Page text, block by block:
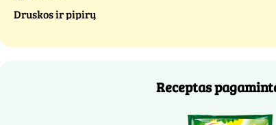
Druskos ir pipirų
Receptas